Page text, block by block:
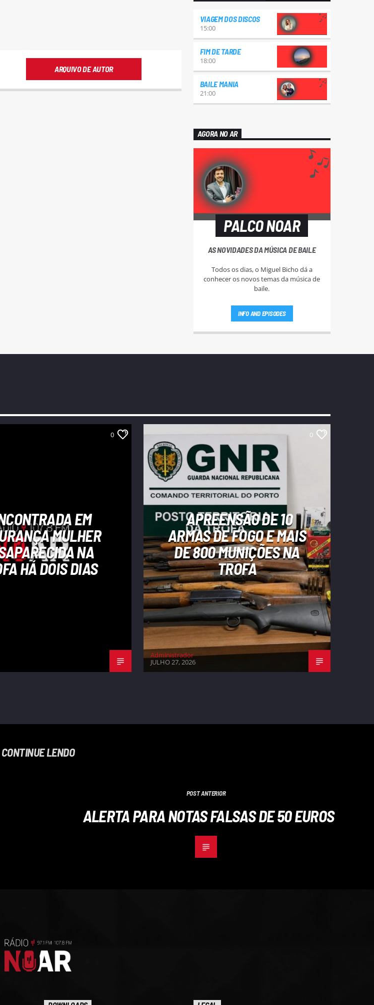
ARQUIVO DE AUTOR
VIAGEM DOS DISCOS
15:00
FIM DE TARDE
18:00
BAILE MANIA
21:00
AGORA NO AR
PALCO NOAR
AS NOVIDADES DA MÚSICA DE BAILE
Todos os dias, o Miguel Bicho dá a
conhecer os novos temas da música de
baile.
INFO AND EPISODES
0
EM
MULHER
NA
HÁ DOIS DIAS
0
APREENSÃO DE 10
ARMAS DE FOGO E MAIS
DE 800 MUNIÇÕES NA
TROFA
Administrador
JULHO 27, 2026
CONTINUE LENDO
POST ANTERIOR
ALERTA PARA NOTAS FALSAS DE 50 EUROS